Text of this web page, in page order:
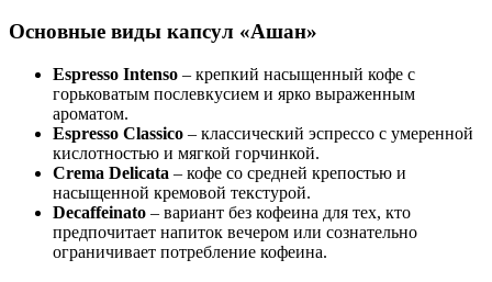
Основные виды капсул «Ашан»
Espresso Intenso – крепкий насыщенный кофе с
горьковатым послевкусием и ярко выраженным
ароматом.
Espresso Classico – классический эспрессо с умеренной
кислотностью и мягкой горчинкой.
Crema Delicata – кофе со средней крепостью и
насыщенной кремовой текстурой.
Decaffeinato – вариант без кофеина для тех, кто
предпочитает напиток вечером или сознательно
ограничивает потребление кофеина.